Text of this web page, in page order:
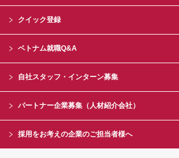
クイック登録
ベトナム就職Q&A
自社スタッフ・インターン募集
パートナー企業募集（人材紹介会社）
採用をお考えの企業のご担当者様へ